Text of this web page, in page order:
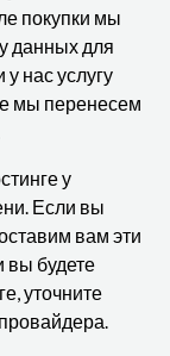
покупки мы
данных для
нас услугу
мы перенесем
у
Если вы
вам эти
вы будете
уточните